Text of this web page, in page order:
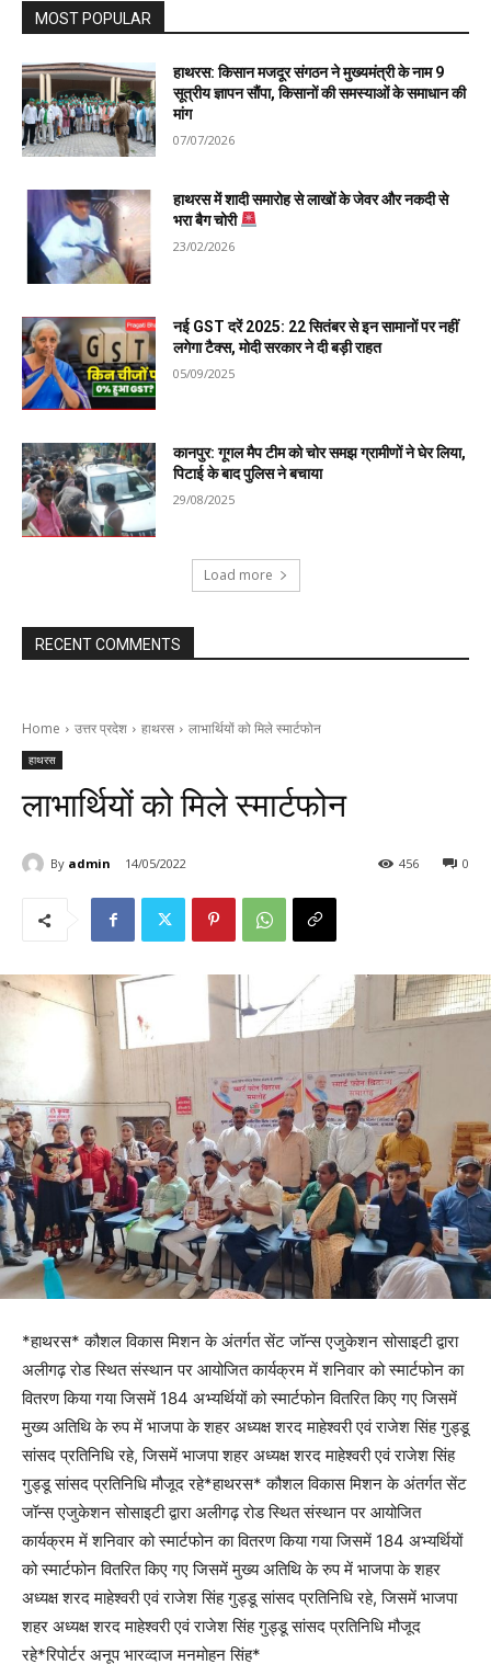
MOST POPULAR
हाथरस: किसान मजदूर संगठन ने मुख्यमंत्री के नाम 9
सूत्रीय ज्ञापन सौंपा, किसानों की समस्याओं के समाधान की
मांग
07/07/2026
हाथरस में शादी समारोह से लाखों के जेवर और नकदी से
भरा बैग चोरी
23/02/2026
नई GST दरें 2025: 22 सितंबर से इन सामानों पर नहीं
लगेगा टैक्स, मोदी सरकार ने दी बड़ी राहत
05/09/2025
कानपुर: गूगल मैप टीम को चोर समझ ग्रामीणों ने घेर लिया,
पिटाई के बाद पुलिस ने बचाया
29/08/2025
Load more
RECENT COMMENTS